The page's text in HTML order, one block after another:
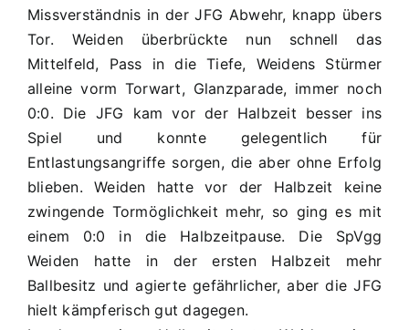
Missverständnis in der JFG Abwehr, knapp übers
Tor. Weiden überbrückte nun schnell das
Mittelfeld, Pass in die Tiefe, Weidens Stürmer
alleine vorm Torwart, Glanzparade, immer noch
0:0. Die JFG kam vor der Halbzeit besser ins
Spiel und konnte gelegentlich für
Entlastungsangriffe sorgen, die aber ohne Erfolg
blieben. Weiden hatte vor der Halbzeit keine
zwingende Tormöglichkeit mehr, so ging es mit
einem 0:0 in die Halbzeitpause. Die SpVgg
Weiden hatte in der ersten Halbzeit mehr
Ballbesitz und agierte gefährlicher, aber die JFG
hielt kämpferisch gut dagegen.